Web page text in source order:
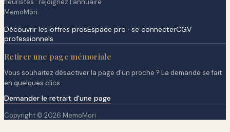
fleuristes : rejoignez l'annuaire
MemoMori.
Découvrir les offres prosEspace pro · se connecterCGV
professionnels
Retirer une page mémoriale
Vous souhaitez désactiver la page d'un proche ? La demande se fait
en quelques clics.
Demander le retrait d'une page
Copyright © 2026 MemoMori